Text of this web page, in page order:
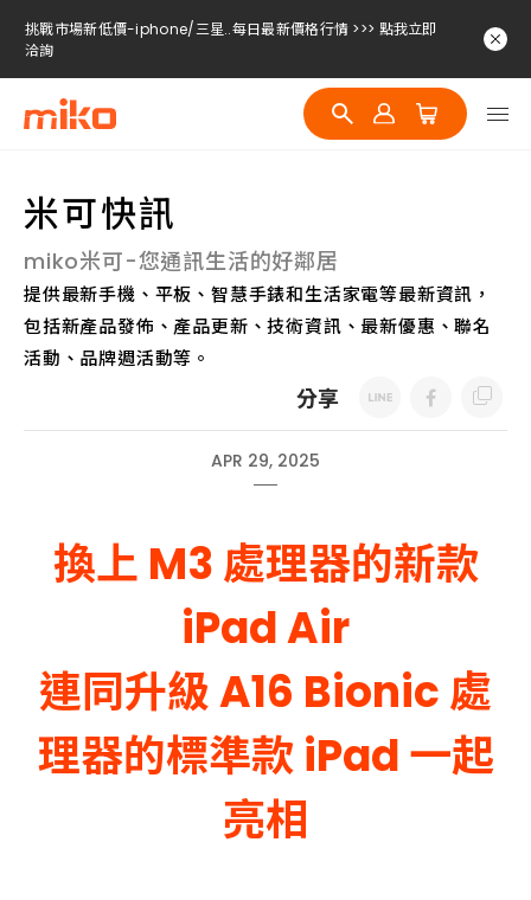
挑戰市場新低價-iphone/三星..每日最新價格行情 >>> 點我立即
洽詢
挑戰市場新低價-iphone/三星..每日最新價格行情 >>> 點我立即
洽詢
挑戰市場新低價-iphone/三星..每日最新價格行情 >>> 點我立即
米可快訊
miko米可-您通訊生活的好鄰居
提供最新手機、平板、智慧手錶和生活家電等最新資訊，
包括新產品發佈、產品更新、技術資訊、最新優惠、聯名
活動、品牌週活動等。
分享
APR 29, 2025
換上 M3 處理器的新款
iPad Air
連同升級 A16 Bionic 處
理器的標準款 iPad 一起
亮相